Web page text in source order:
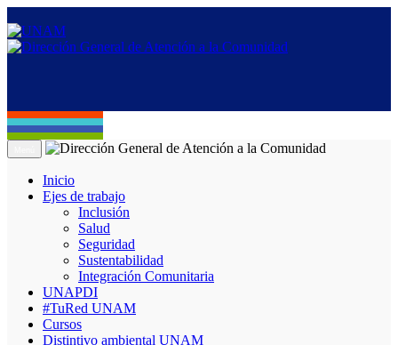
Inicio
Ejes de trabajo
Inclusión
Salud
Seguridad
Sustentabilidad
Integración Comunitaria
UNAPDI
#TuRed UNAM
Cursos
Distintivo ambiental UNAM